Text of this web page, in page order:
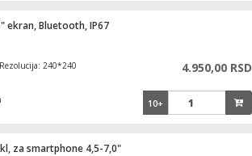
ekran, Bluetooth, IP67
240*240
4.950,00 RSD
10+
za smartphone 4,5-7,0"